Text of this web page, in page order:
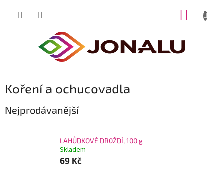
Koření a ochucovadla
Nejprodávanější
LAHŮDKOVÉ DROŽDÍ, 100 g
Skladem
69 Kč